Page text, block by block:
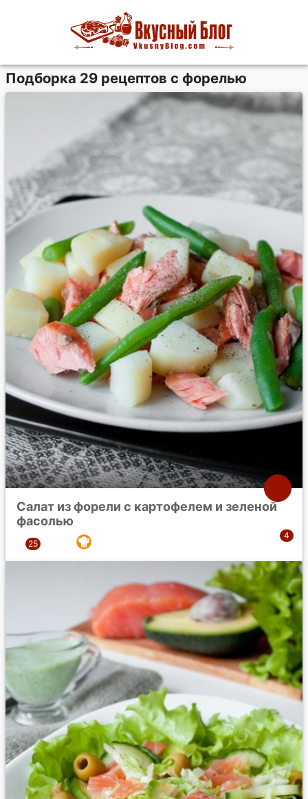
Подборка 29 рецептов с форелью
Салат из форели с картофелем и зеленой
фасолью